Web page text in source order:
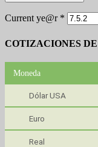
Current ye@r *
COTIZACIONES
Moneda
Dólar USA
Euro
Real